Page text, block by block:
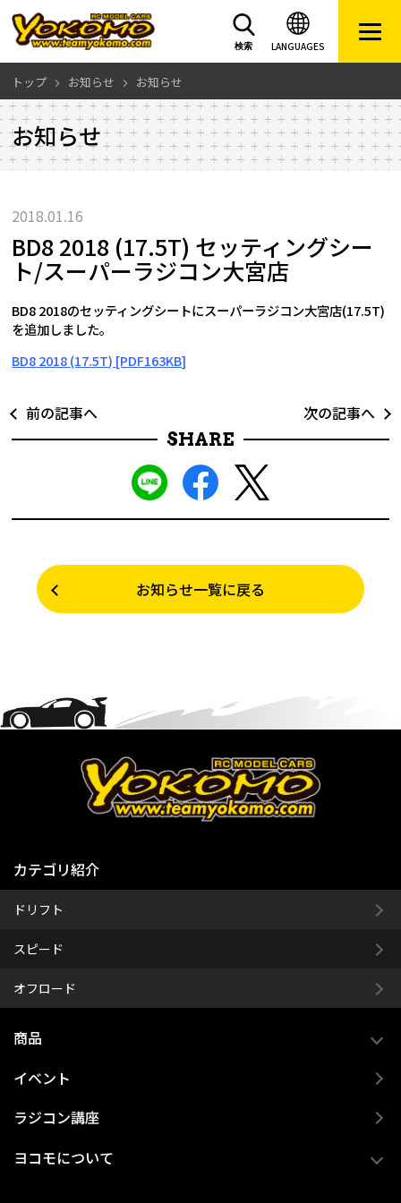
LANGUAGES
検索
トップ お知らせ お知らせ
お知らせ
2018.01.16
BD8 2018 (17.5T) セッティングシー
ト/スーパーラジコン大宮店
BD8 2018のセッティングシートにスーパーラジコン大宮店(17.5T)
を追加しました。
BD8 2018 (17.5T) [PDF163KB]
前の記事へ
次の記事へ
SHARE
お知らせ一覧に戻る
カテゴリ紹介
ドリフト
スピード
オフロード
商品
イベント
ラジコン講座
ヨコモについて